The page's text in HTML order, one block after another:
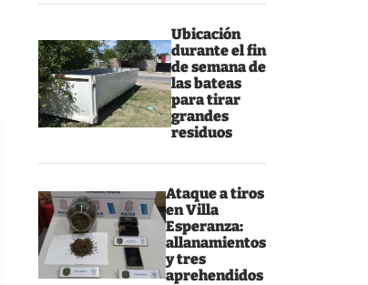
Ubicación
durante el fin
de semana de
las bateas
para tirar
grandes
residuos
Ataque a tiros
en Villa
Esperanza:
allanamientos
y tres
aprehendidos